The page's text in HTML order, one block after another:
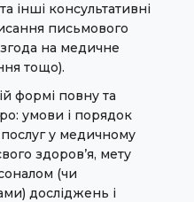
інші консультативні
письмового
на медичне
тощо).
формі повну та
умови і порядок
у медичному
здоров’я, мету
(чи
досліджень і